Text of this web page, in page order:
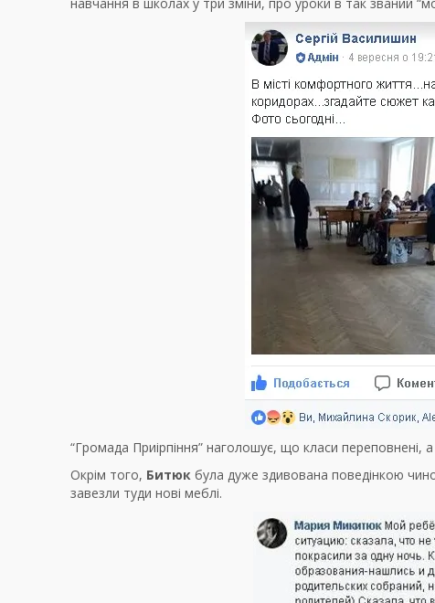
“Громада Приірпіння” наголошує, що класи переповнені,
Окрім того, Битюк була дуже здивована поведінкою
завезли туди нові меблі.